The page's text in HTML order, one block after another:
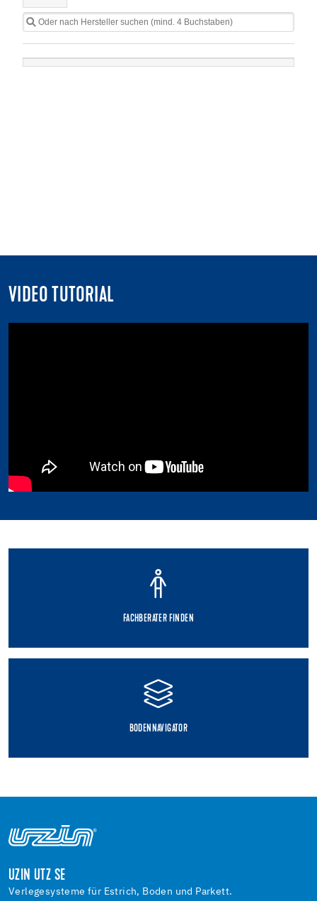
VIDEO TUTORIAL
FACHBERATER FINDEN
BODENNAVIGATOR
UZIN UTZ SE
Verlegesysteme für Estrich, Boden und Parkett.